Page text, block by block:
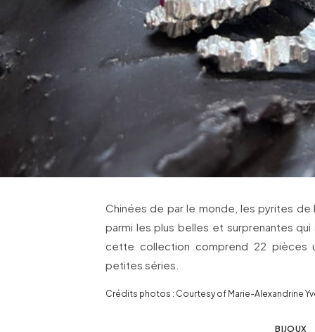
Chinées de par le monde, les pyrites de
parmi les plus belles et surprenantes
cette collection comprend 22 pièces
petites séries.
Crédits photos : Courtesy of Marie-Alexandrine
BIJOUX